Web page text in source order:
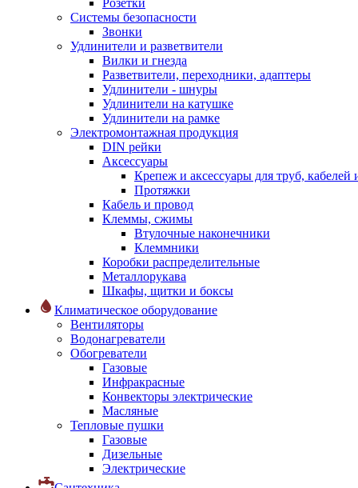
Розетки
Системы безопасности
Звонки
Удлинители и разветвители
Вилки и гнезда
Разветвители, переходники, адаптеры
Удлинители - шнуры
Удлинители на катушке
Удлинители на рамке
Электромонтажная продукция
DIN рейки
Аксессуары
Крепеж и аксессуары для труб, кабелей
Протяжки
Кабель и провод
Клеммы, сжимы
Втулочные наконечники
Клеммники
Коробки распределительные
Металлорукава
Шкафы, щитки и боксы
Климатическое оборудование
Вентиляторы
Водонагреватели
Обогреватели
Газовые
Инфракрасные
Конвекторы электрические
Масляные
Тепловые пушки
Газовые
Дизельные
Электрические